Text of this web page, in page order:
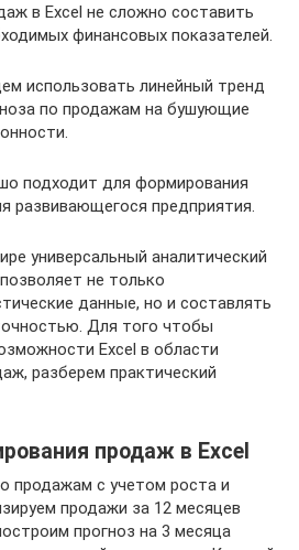
в Excel не сложно составить
финансовых показателей.
использовать линейный тренд
по продажам на бушующие
подходит для формирования
развивающегося предприятия.
универсальный аналитический
не только
данные, но и составлять
Для того чтобы
Excel в области
разберем практический
продаж в Excel
продажам с учетом роста и
продажи за 12 месяцев
прогноз на 3 месяца